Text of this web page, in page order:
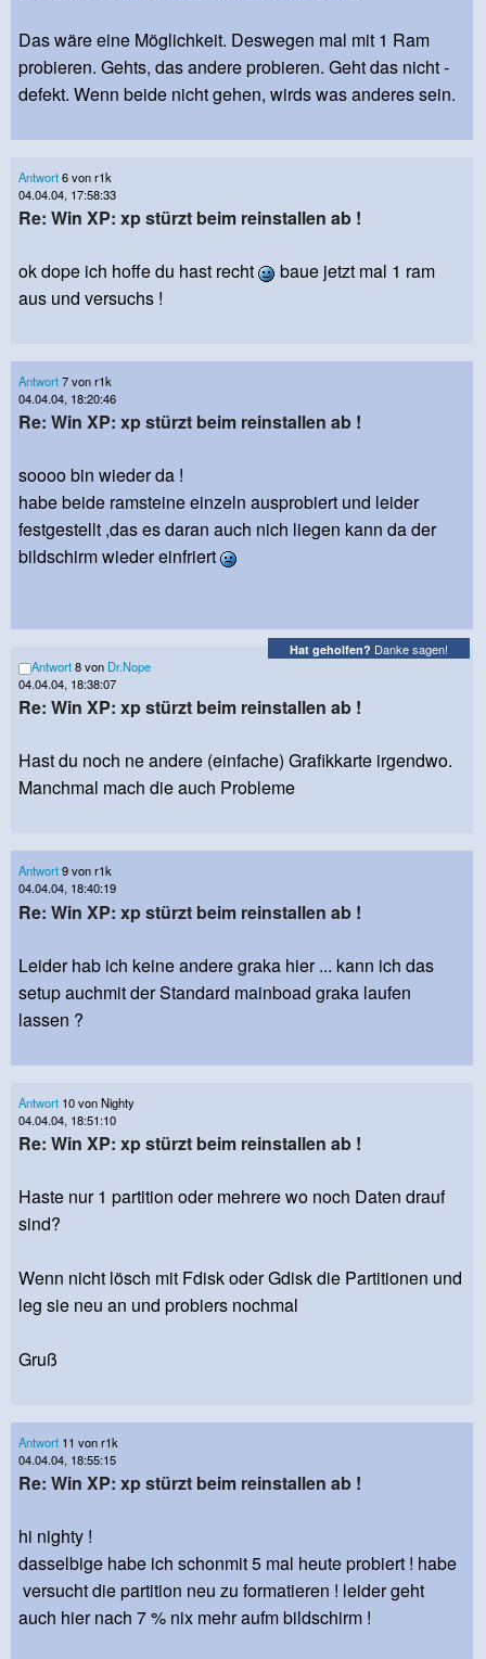
Das wäre eine Möglichkeit. Deswegen mal mit 1 Ram
probieren. Gehts, das andere probieren. Geht das nicht -
defekt. Wenn beide nicht gehen, wirds was anderes sein.
Antwort6 von r1k
04.04.04, 17:58:33
Re: Win XP: xp stürzt beim reinstallen ab !
ok dope ich hoffe du hast recht
baue jetzt mal 1 ram
aus und versuchs !
Antwort7 von r1k
04.04.04, 18:20:46
Re: Win XP: xp stürzt beim reinstallen ab !
soooo bin wieder da !
habe beide ramsteine einzeln ausprobiert und leider
festgestellt ,das es daran auch nich liegen kann da der
bildschirm wieder einfriert
Hat geholfen? Danke sagen!
Antwort8 von Dr.Nope
04.04.04, 18:38:07
Re: Win XP: xp stürzt beim reinstallen ab !
Hast du noch ne andere (einfache) Grafikkarte irgendwo.
Manchmal mach die auch Probleme
Antwort9 von r1k
04.04.04, 18:40:19
Re: Win XP: xp stürzt beim reinstallen ab !
Leider hab ich keine andere graka hier ... kann ich das
setup auchmit der Standard mainboad graka laufen
lassen ?
Antwort 10 von Nighty
04.04.04, 18:51:10
Re: Win XP: xp stürzt beim reinstallen ab !
Haste nur 1 partition oder mehrere wo noch Daten drauf
sind?
Wenn nicht lösch mit Fdisk oder Gdisk die Partitionen und
leg sie neu an und probiers nochmal
Gruß
Antwort 11 von r1k
04.04.04, 18:55:15
Re: Win XP: xp stürzt beim reinstallen ab !
hi nighty !
dasselbige habe ich schonmit 5 mal heute probiert ! habe
versucht die partition neu zu formatieren ! leider geht
auch hier nach 7 % nix mehr aufm bildschirm !